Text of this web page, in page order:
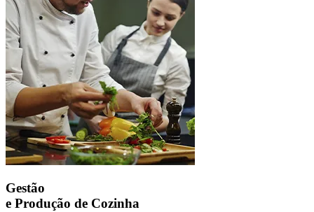
Gestão
e Produção de Cozinha